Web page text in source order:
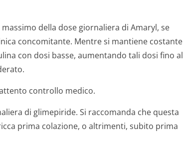
della dose giornaliera di Amaryl, se
concomitante. Mentre si mantiene costante
con dosi basse, aumentando tali dosi fino al
controllo medico.
di glimepiride. Si raccomanda che questa
prima colazione, o altrimenti, subito prima